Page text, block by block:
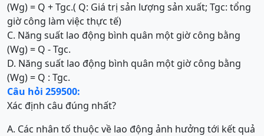
(Wg) = Q + Tgc.( Q: Giá trị sản lượng sản xuất; Tgc: tổng
giờ công làm việc thực tế)
C. Năng suất lao động bình quân một giờ công bằng
(Wg) = Q - Tgc.
D. Năng suất lao động bình quân một giờ công bằng
(Wg) = Q : Tgc.
Câu hỏi 259500:
Xác định câu đúng nhất?
A. Các nhân tố thuộc về lao động ảnh hưởng tới kết quả